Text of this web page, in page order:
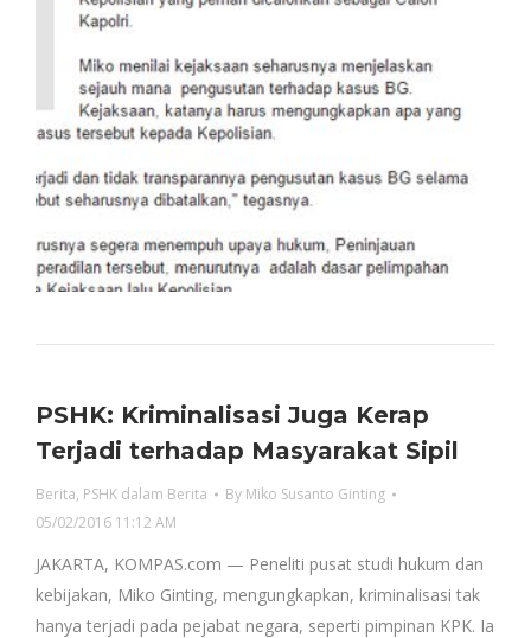
PSHK: Kriminalisasi Juga Kerap
Terjadi terhadap Masyarakat Sipil
Berita, PSHK dalam Berita By Miko Susanto Ginting
05/02/2016 11:12 AM
JAKARTA, KOMPAS.com — Peneliti pusat studi hukum dan
kebijakan, Miko Ginting, mengungkapkan, kriminalisasi tak
hanya terjadi pada pejabat negara, seperti pimpinan KPK. Ia